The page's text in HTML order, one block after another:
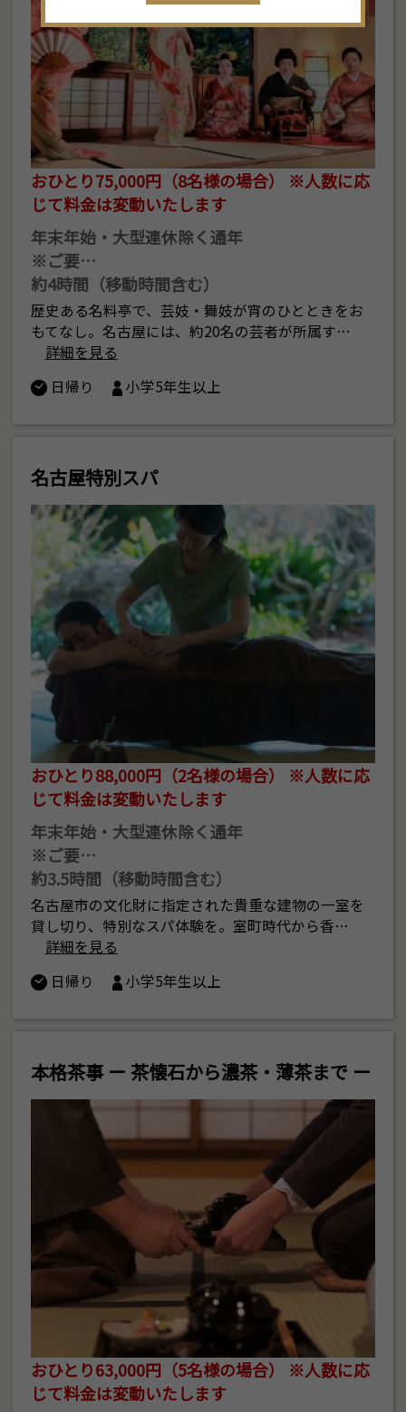
おひとり75,000円（8名様の場合） ※人数に応
じて料金は変動いたします
年末年始・大型連休除く通年
※ご要…
約4時間（移動時間含む）
歴史ある名料亭で、芸妓・舞妓が宵のひとときをお
もてなし。名古屋には、約20名の芸者が所属す…
詳細を見る
日帰り
小学5年生以上
名古屋特別スパ
おひとり88,000円（2名様の場合） ※人数に応
じて料金は変動いたします
年末年始・大型連休除く通年
※ご要…
約3.5時間（移動時間含む）
名古屋市の文化財に指定された貴重な建物の一室を
貸し切り、特別なスパ体験を。室町時代から香…
詳細を見る
日帰り
小学5年生以上
本格茶事 ー 茶懐石から濃茶・薄茶まで ー
おひとり63,000円（5名様の場合） ※人数に応
じて料金は変動いたします